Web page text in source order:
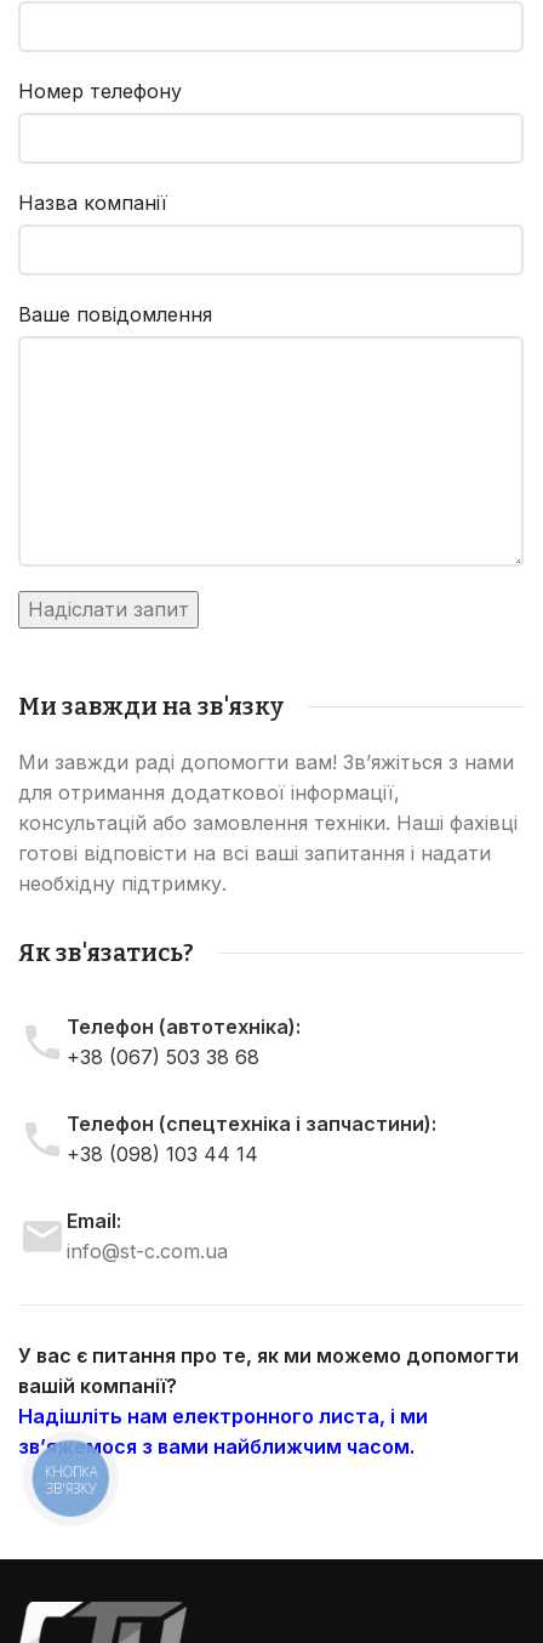
матеріалів.
Номер телефону
Назва компанії
Ваше повідомлення
Ми завжди на зв'язку
Ми завжди раді допомогти вам! Зв’яжіться з нами
для отримання додаткової інформації,
консультацій або замовлення техніки. Наші фахівці
готові відповісти на всі ваші запитання і надати
необхідну підтримку.
Як зв'язатись?
Телефон (автотехніка):
+38 (067) 503 38 68
Телефон (спецтехніка і запчастини):
+38 (098) 103 44 14
Email:
info@st-c.com.ua
У вас є питання про те, як ми можемо допомогти
вашій компанії?
Надішліть нам електронного листа, і ми
зв’яжемося з вами найближчим часом.
КНОПКА
ЗВ'ЯЗКУ